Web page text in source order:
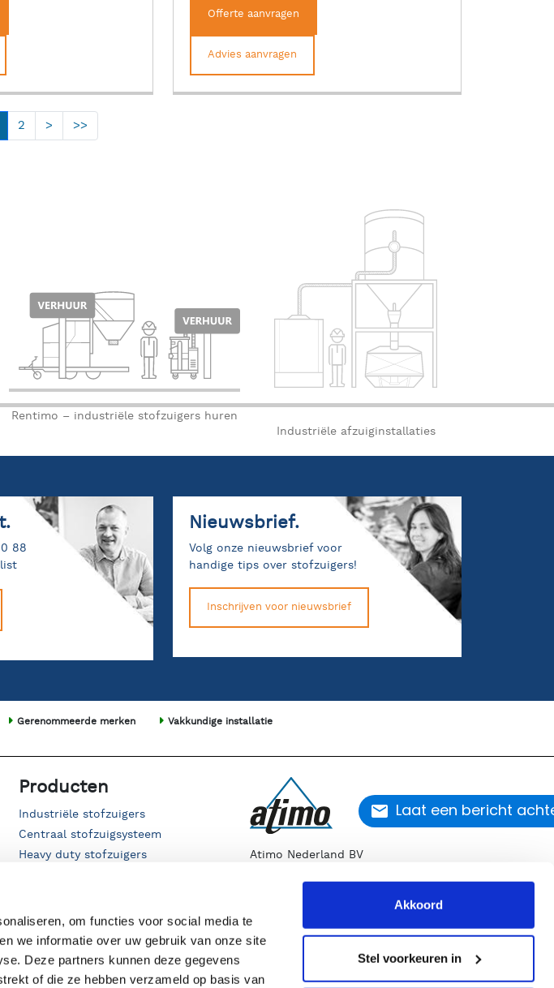
Laat een bericht
om functies voor social media te
we informatie over uw gebruik van onze site
Deze partners kunnen deze gegevens
of die ze hebben verzameld op basis van
Akkoord
Stel voorkeuren in
Offerte aanvragen
Advies aanvragen
2 > >>
Rentimo – industriële stofzuigers huren
Industriële afzuiginstallaties
88
Nieuwsbrief.
Volg onze nieuwsbrief voor
handige tips over stofzuigers!
Inschrijven voor nieuwsbrief
Gerenommeerde merken Vakkundige installatie
Producten
Industriële stofzuigers
Centraal stofzuigsysteem
Heavy duty stofzuigers
Afzuigarmen
Voorafscheiders & cyclonen
Accessoires & filters
Venturi's & hogedrukreinigers
Atimo Nederland BV
T
Einfo@atimo-nederland.nl